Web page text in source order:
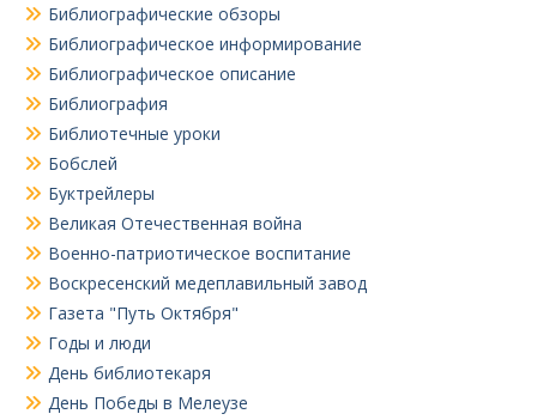
Библиографические обзоры
Библиографическое информирование
Библиографическое описание
Библиография
Библиотечные уроки
Бобслей
Буктрейлеры
Великая Отечественная война
Военно-патриотическое воспитание
Воскресенский медеплавильный завод
Газета "Путь Октября"
Годы и люди
День библиотекаря
День Победы в Мелеузе